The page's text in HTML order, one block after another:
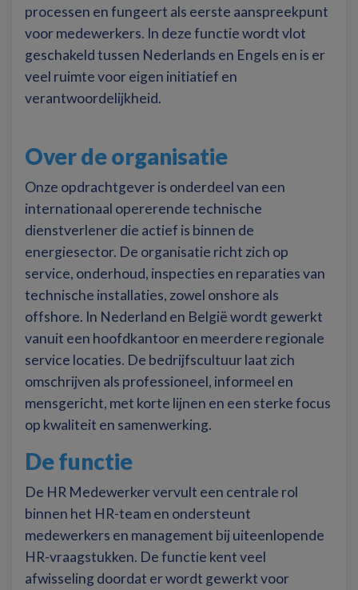
processen en fungeert als eerste aanspreekpunt
voor medewerkers. In deze functie wordt vlot
geschakeld tussen Nederlands en Engels en is er
veel ruimte voor eigen initiatief en
verantwoordelijkheid.
Over de organisatie
Onze opdrachtgever is onderdeel van een
internationaal opererende technische
dienstverlener die actief is binnen de
energiesector. De organisatie richt zich op
service, onderhoud, inspecties en reparaties van
technische installaties, zowel onshore als
offshore. In Nederland en België wordt gewerkt
vanuit een hoofdkantoor en meerdere regionale
service locaties. De bedrijfscultuur laat zich
omschrijven als professioneel, informeel en
mensgericht, met korte lijnen en een sterke focus
op kwaliteit en samenwerking.
De functie
De HR Medewerker vervult een centrale rol
binnen het HR-team en ondersteunt
medewerkers en management bij uiteenlopende
HR-vraagstukken. De functie kent veel
afwisseling doordat er wordt gewerkt voor